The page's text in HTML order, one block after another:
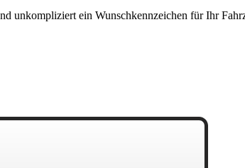
unkompliziert ein Wunschkennzeichen für Ihr